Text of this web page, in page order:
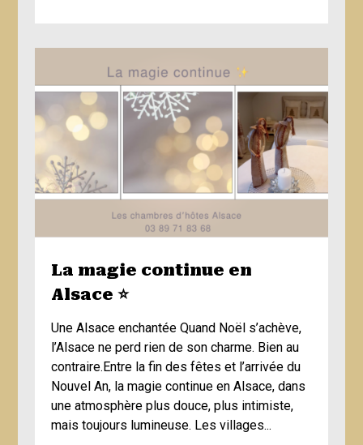
La magie continue en
Alsace ⭐️
Une Alsace enchantée Quand Noël s’achève,
l’Alsace ne perd rien de son charme. Bien au
contraire.Entre la fin des fêtes et l’arrivée du
Nouvel An, la magie continue en Alsace, dans
une atmosphère plus douce, plus intimiste,
mais toujours lumineuse. Les villages...